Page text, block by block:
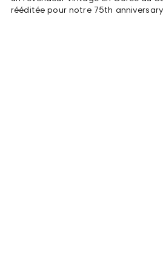
rééditée pour notre 75th